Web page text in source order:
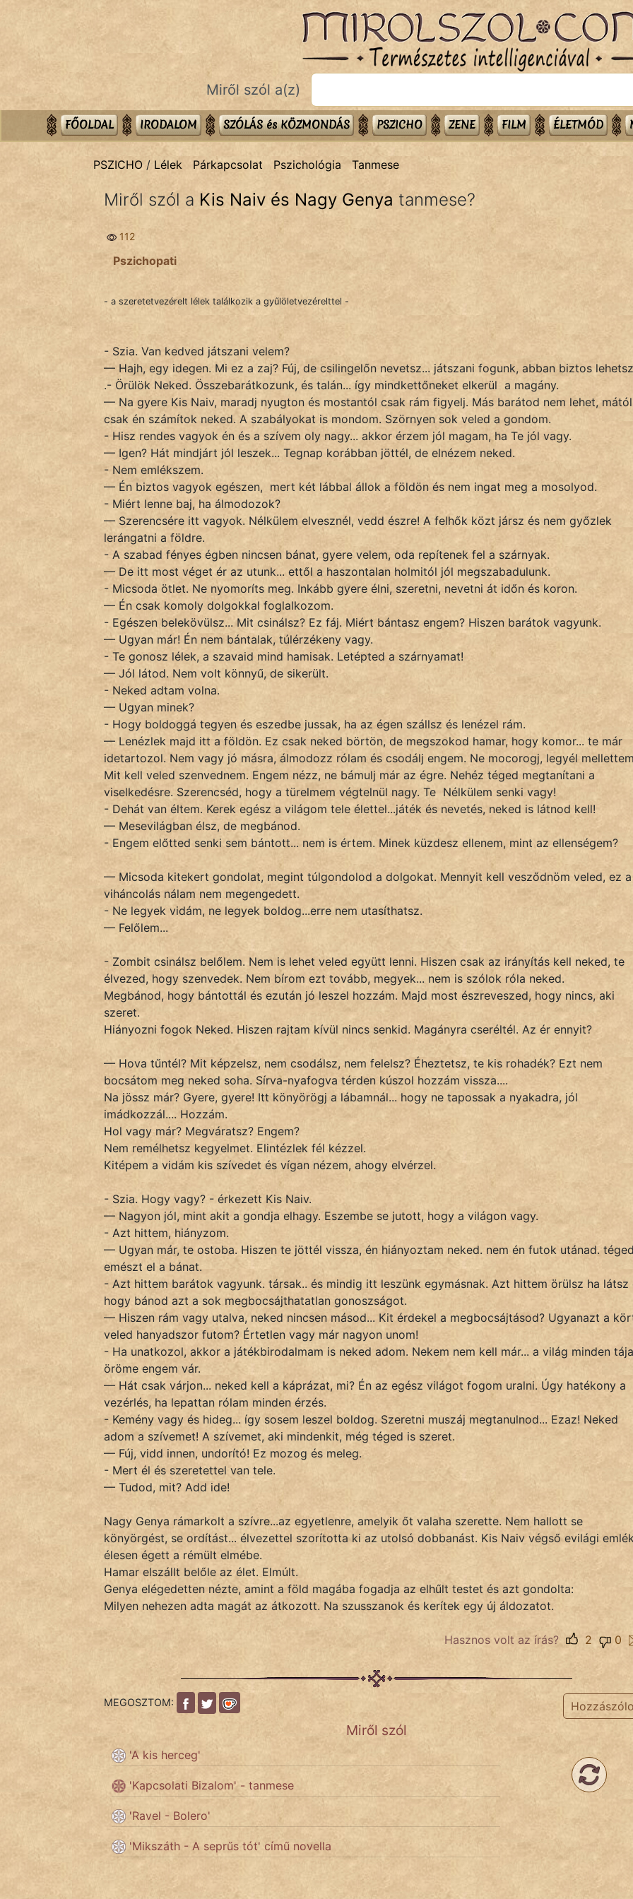
Asztrológia
Párkapcsolat
TÖRTÉNELEM
Népszerű szerzőink:
Láron Ádám
nagyöreg
szegény legény
Miről szól a(z)
FŐOLDAL IRODALOM SZÓLÁS és KÖZMONDÁS PSZICHO ZENE FILM ÉLETMÓD
PSZICHO / Lélek Párkapcsolat Pszichológia Tanmese
Miről szól a Kis Naiv és Nagy Genya tanmese?
112
Pszichopati
- a szeretetvezérelt lélek találkozik a gyűlöletvezérelttel -
- Szia. Van kedved játszani velem?
— Hajh, egy idegen. Mi ez a zaj? Fúj, de csilingelőn nevetsz... játszani fogunk, abban biztos lehetsz
.- Örülök Neked. Összebarátkozunk, és talán... így mindkettőneket elkerül a magány.
— Na gyere Kis Naiv, maradj nyugton és mostantól csak rám figyelj. Más barátod nem lehet, mától
csak én számítok neked. A szabályokat is mondom. Szörnyen sok veled a gondom.
- Hisz rendes vagyok én és a szívem oly nagy... akkor érzem jól magam, ha Te jól vagy.
— Igen? Hát mindjárt jól leszek... Tegnap korábban jöttél, de elnézem neked.
- Nem emlékszem.
— Én biztos vagyok egészen, mert két lábbal állok a földön és nem ingat meg a mosolyod.
- Miért lenne baj, ha álmodozok?
— Szerencsére itt vagyok. Nélkülem elvesznél, vedd észre! A felhők közt jársz és nem győzlek
lerángatni a földre.
- A szabad fényes égben nincsen bánat, gyere velem, oda repítenek fel a szárnyak.
— De itt most véget ér az utunk... ettől a haszontalan holmitól jól megszabadulunk.
- Micsoda ötlet. Ne nyomoríts meg. Inkább gyere élni, szeretni, nevetni át időn és koron.
— Én csak komoly dolgokkal foglalkozom.
- Egészen belekövülsz... Mit csinálsz? Ez fáj. Miért bántasz engem? Hiszen barátok vagyunk.
— Ugyan már! Én nem bántalak, túlérzékeny vagy.
- Te gonosz lélek, a szavaid mind hamisak. Letépted a szárnyamat!
— Jól látod. Nem volt könnyű, de sikerült.
- Neked adtam volna.
— Ugyan minek?
- Hogy boldoggá tegyen és eszedbe jussak, ha az égen szállsz és lenézel rám.
— Lenézlek majd itt a földön. Ez csak neked börtön, de megszokod hamar, hogy komor... te már
idetartozol. Nem vagy jó másra, álmodozz rólam és csodálj engem. Ne mocorogj, legyél
Mit kell veled szenvednem. Engem nézz, ne bámulj már az égre. Nehéz téged megtanítani a
viselkedésre. Szerencséd, hogy a türelmem végtelnül nagy. Te Nélkülem senki vagy!
- Dehát van éltem. Kerek egész a világom tele élettel...játék és nevetés, neked is látnod kell!
— Mesevilágban élsz, de megbánod.
- Engem előtted senki sem bántott... nem is értem. Minek küzdesz ellenem, mint az
— Micsoda kitekert gondolat, megint túlgondolod a dolgokat. Mennyit kell vesződnöm veled, ez a
viháncolás nálam nem megengedett.
- Ne legyek vidám, ne legyek boldog...erre nem utasíthatsz.
— Felőlem...
- Zombit csinálsz belőlem. Nem is lehet veled együtt lenni. Hiszen csak az irányítás kell neked, te
élvezed, hogy szenvedek. Nem bírom ezt tovább, megyek... nem is szólok róla neked.
Megbánod, hogy bántottál és ezután jó leszel hozzám. Majd most észreveszed, hogy nincs, aki
szeret.
Hiányozni fogok Neked. Hiszen rajtam kívül nincs senkid. Magányra cseréltél. Az ér ennyit?
— Hova tűntél? Mit képzelsz, nem csodálsz, nem felelsz? Éheztetsz, te kis rohadék? Ezt nem
bocsátom meg neked soha. Sírva-nyafogva térden kúszol hozzám vissza....
Na jössz már? Gyere, gyere! Itt könyörögj a lábamnál... hogy ne tapossak a nyakadra, jól
imádkozzál.... Hozzám.
Hol vagy már? Megváratsz? Engem?
Nem remélhetsz kegyelmet. Elintézlek fél kézzel.
Kitépem a vidám kis szívedet és vígan nézem, ahogy elvérzel.
- Szia. Hogy vagy? - érkezett Kis Naiv.
— Nagyon jól, mint akit a gondja elhagy. Eszembe se jutott, hogy a világon vagy.
- Azt hittem, hiányzom.
— Ugyan már, te ostoba. Hiszen te jöttél vissza, én hiányoztam neked. nem én futok utánad.
emészt el a bánat.
- Azt hittem barátok vagyunk. társak.. és mindig itt leszünk egymásnak. Azt hittem örülsz ha látsz
hogy bánod azt a sok megbocsájthatatlan gonoszságot.
— Hiszen rám vagy utalva, neked nincsen másod... Kit érdekel a megbocsájtásod? Ugyanazt a
veled hanyadszor futom? Értetlen vagy már nagyon unom!
- Ha unatkozol, akkor a játékbirodalmam is neked adom. Nekem nem kell már... a világ minden
öröme engem vár.
— Hát csak várjon... neked kell a káprázat, mi? Én az egész világot fogom uralni. Úgy hatékony a
vezérlés, ha lepattan rólam minden érzés.
- Kemény vagy és hideg... így sosem leszel boldog. Szeretni muszáj megtanulnod... Ezaz! Neked
adom a szívemet! A szívemet, aki mindenkit, még téged is szeret.
— Fúj, vidd innen, undorító! Ez mozog és meleg.
- Mert él és szeretettel van tele.
— Tudod, mit? Add ide!
Nagy Genya rámarkolt a szívre...az egyetlenre, amelyik őt valaha szerette. Nem hallott se
könyörgést, se ordítást... élvezettel szorította ki az utolsó dobbanást. Kis Naiv végső evilági
élesen égett a rémült elmébe.
Hamar elszállt belőle az élet. Elmúlt.
Genya elégedetten nézte, amint a föld magába fogadja az elhűlt testet és azt gondolta:
Milyen nehezen adta magát az átkozott. Na szusszanok és kerítek egy új áldozatot.
Hasznos volt az írás? 0
2
MEGOSZTOM:
Miről szól
'A kis herceg'
'Kapcsolati Bizalom' - tanmese
'Ravel - Bolero'
'Mikszáth - A seprűs tót' című novella